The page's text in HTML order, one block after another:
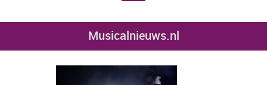
Musicalnieuws.nl